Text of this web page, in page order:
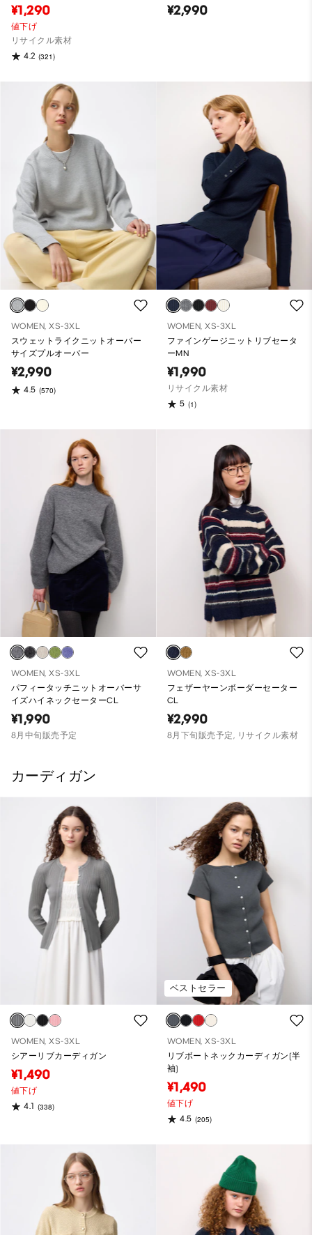
¥1,290
値下げ
リサイクル素材
4.2 (321)
¥2,990
WOMEN, XS-3XL
スウェットライクニットオーバー
サイズプルオーバー
¥2,990
4.5 (570)
WOMEN, XS-3XL
ファインゲージニットリブセータ
ーMN
¥1,990
リサイクル素材
5 (1)
WOMEN, XS-3XL
パフィータッチニットオーバーサ
イズハイネックセーターCL
¥1,990
8月中旬販売予定
WOMEN, XS-3XL
フェザーヤーンボーダーセーター
CL
¥2,990
8月下旬販売予定, リサイクル素材
カーディガン
WOMEN, XS-3XL
シアーリブカーディガン
¥1,490
値下げ
4.1 (338)
ベストセラー
WOMEN, XS-3XL
リブボートネックカーディガン(半
袖)
¥1,490
値下げ
4.5 (205)